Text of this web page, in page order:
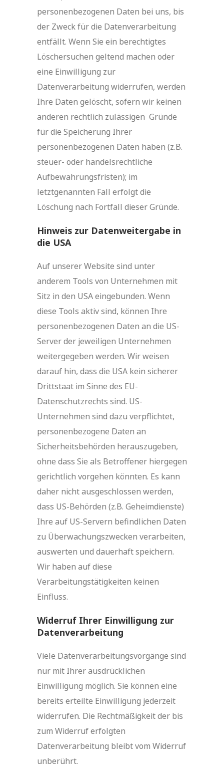
personenbezogenen Daten bei uns, bis
der Zweck für die Datenverarbeitung
entfällt. Wenn Sie ein berechtigtes
Löschersuchen geltend machen oder
eine Einwilligung zur
Datenverarbeitung widerrufen, werden
Ihre Daten gelöscht, sofern wir keinen
anderen rechtlich zulässigen Gründe
für die Speicherung Ihrer
personenbezogenen Daten haben (z.B.
steuer- oder handelsrechtliche
Aufbewahrungsfristen); im
letztgenannten Fall erfolgt die
Löschung nach Fortfall dieser Gründe.
Hinweis zur Datenweitergabe in
die USA
Auf unserer Website sind unter
anderem Tools von Unternehmen mit
Sitz in den USA eingebunden. Wenn
diese Tools aktiv sind, können Ihre
personenbezogenen Daten an die US-
Server der jeweiligen Unternehmen
weitergegeben werden. Wir weisen
darauf hin, dass die USA kein sicherer
Drittstaat im Sinne des EU-
Datenschutzrechts sind. US-
Unternehmen sind dazu verpflichtet,
personenbezogene Daten an
Sicherheitsbehörden herauszugeben,
ohne dass Sie als Betroffener hiergegen
gerichtlich vorgehen könnten. Es kann
daher nicht ausgeschlossen werden,
dass US-Behörden (z.B. Geheimdienste)
Ihre auf US-Servern befindlichen Daten
zu Überwachungszwecken verarbeiten,
auswerten und dauerhaft speichern.
Wir haben auf diese
Verarbeitungstätigkeiten keinen
Einfluss.
Widerruf Ihrer Einwilligung zur
Datenverarbeitung
Viele Datenverarbeitungsvorgänge sind
nur mit Ihrer ausdrücklichen
Einwilligung möglich. Sie können eine
bereits erteilte Einwilligung jederzeit
widerrufen. Die Rechtmäßigkeit der bis
zum Widerruf erfolgten
Datenverarbeitung bleibt vom Widerruf
unberührt.